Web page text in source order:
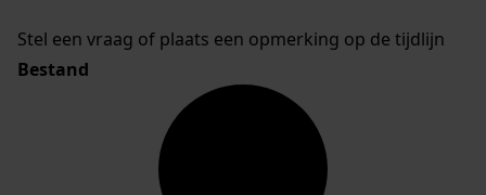
Stel een vraag of plaats een opmerking op de tijdlijn
Bestand